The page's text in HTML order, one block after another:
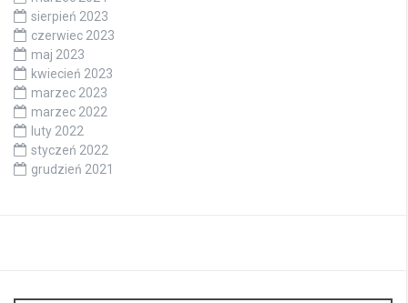
sierpień 2023
czerwiec 2023
maj 2023
kwiecień 2023
marzec 2023
marzec 2022
luty 2022
styczeń 2022
grudzień 2021